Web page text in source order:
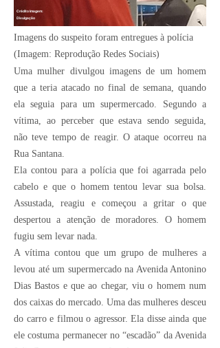
Divulgação
Crédito Imagem:
Imagens do suspeito foram entregues à polícia
(Imagem: Reprodução Redes Sociais)
Uma mulher divulgou imagens de um homem
que a teria atacado no final de semana, quando
ela seguia para um supermercado. Segundo a
vítima, ao perceber que estava sendo seguida,
não teve tempo de reagir. O ataque ocorreu na
Rua Santana.
Ela contou para a polícia que foi agarrada pelo
cabelo e que o homem tentou levar sua bolsa.
Assustada, reagiu e começou a gritar o que
despertou a atenção de moradores. O homem
fugiu sem levar nada.
A vítima contou que um grupo de mulheres a
levou até um supermercado na Avenida Antonino
Dias Bastos e que ao chegar, viu o homem num
dos caixas do mercado. Uma das mulheres desceu
do carro e filmou o agressor. Ela disse ainda que
ele costuma permanecer no “escadão” da Avenida